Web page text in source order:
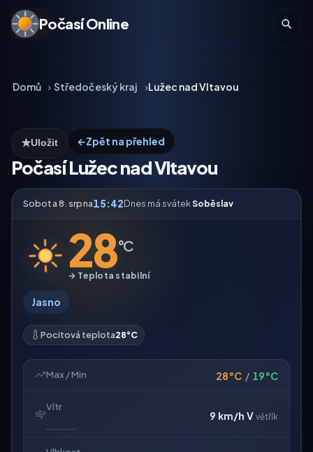
Počasí Online
Domů Středočeský kraj Lužec nad Vltavou
←Zpět na přehled
Počasí Lužec nad Vltavou
★Uložit
Sobota 8. srpna15:42Dnes má svátekSoběslav
28°C
→ Teplota stabilní
Jasno
Pocitová teplota28°C
Max / Min 28°C / 19°C
Vítr
9 km/h V větřík